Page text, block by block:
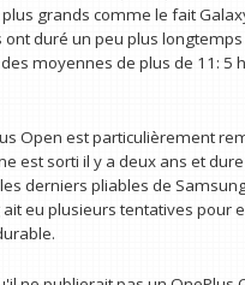
grands comme le fait
duré un peu plus
moyennes de plus de 11: 5
Open est particulièrement
est sorti il y a deux ans et
derniers pliables de
eu plusieurs tentatives pour